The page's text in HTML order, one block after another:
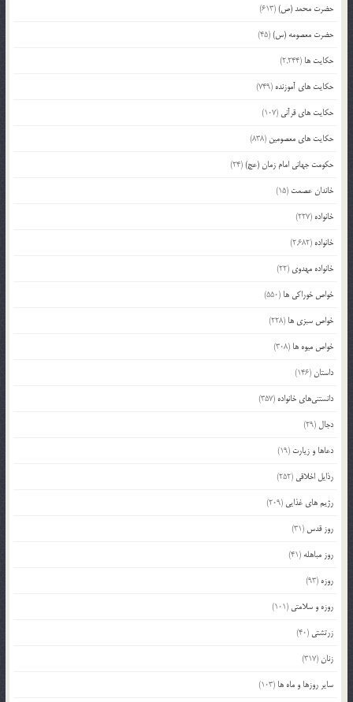
حضرت محمد (ص)(613)
حضرت معصومه (س)(45)
حکایت ها (2,244)
حکایت های آموزنده (749)
حکایت های قرآنی (107)
حکایت های معصومین (838)
حکومت جهانی امام زمان (عج)(24)
خاندان عصمت (15)
خانواده (227)
خانواده (2,682)
خانواده مهدوی (22)
خواص خوراکی ها (550)
خواص سبزی ها (228)
خواص میوه ها (308)
داستان(146)
دانستنی‌های خانواده (357)
دجال (29)
دعاها و زیارت (19)
رذایل اخلاقی (252)
رژیم های غذایی (209)
روز قدس (31)
روز مباهله (41)
روزه (93)
روزه و سلامتی (101)
زرتشتی (40)
زنان(317)
سایر روزها و ماه ها (103)